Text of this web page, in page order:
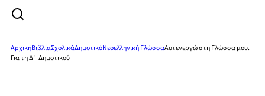
ΑρχικήΒιβλίαΣχολικάΔημοτικόΝεοελληνική ΓλώσσαΑυτενεργώ στη Γλώσσα μου.
Για τη Δ΄ Δημοτικού